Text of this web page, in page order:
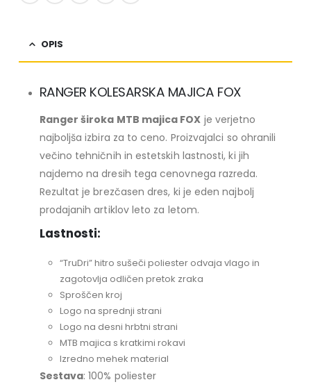
OPIS
RANGER KOLESARSKA MAJICA FOX
Ranger široka MTB majica FOX je verjetno
najboljša izbira za to ceno. Proizvajalci so ohranili
večino tehničnih in estetskih lastnosti, ki jih
najdemo na dresih tega cenovnega razreda.
Rezultat je brezčasen dres, ki je eden najbolj
prodajanih artiklov leto za letom.
Lastnosti:
“TruDri” hitro sušeči poliester odvaja vlago in
zagotovlja odličen pretok zraka
Sproščen kroj
Logo na sprednji strani
Logo na desni hrbtni strani
MTB majica s kratkimi rokavi
Izredno mehek material
Sestava: 100% poliester